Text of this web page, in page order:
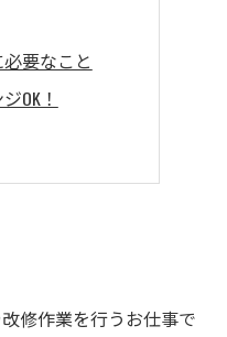
要なこと
OK！
修作業を行うお仕事で